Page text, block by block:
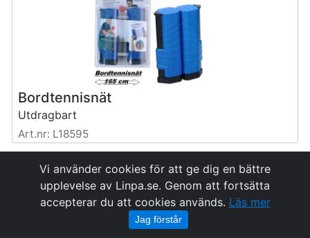
Bordtennisnät
Utdragbart
Art.nr: L18595
Föregående 3 4 5 7 Nästa
Linköpings Partihandel AB
Tel: 013-10 12 15
Vi använder cookies för att ge dig en bättre
upplevelse av Linpa.se. Genom att fortsätta
accepterar du att cookies används. Läs mer
Jag förstår